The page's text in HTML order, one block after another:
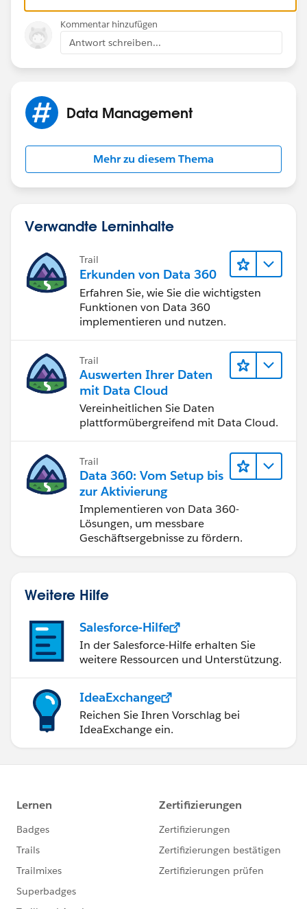
Regards,
Jayson
Kommentar hinzufügen
Antwort schreiben...
Data Management
Mehr zu diesem Thema
Verwandte Lerninhalte
Trail
Erkunden von Data 360
Erfahren Sie, wie Sie die wichtigsten
Funktionen von Data 360
implementieren und nutzen.
Trail
Auswerten Ihrer Daten
mit Data Cloud
Vereinheitlichen Sie Daten
plattformübergreifend mit Data Cloud.
Trail
Data 360: Vom Setup bis
zur Aktivierung
Implementieren von Data 360-
Lösungen, um messbare
Geschäftsergebnisse zu fördern.
Weitere Hilfe
Salesforce-Hilfe
In der Salesforce-Hilfe erhalten Sie
weitere Ressourcen und Unterstützung.
IdeaExchange
Reichen Sie Ihren Vorschlag bei
IdeaExchange ein.